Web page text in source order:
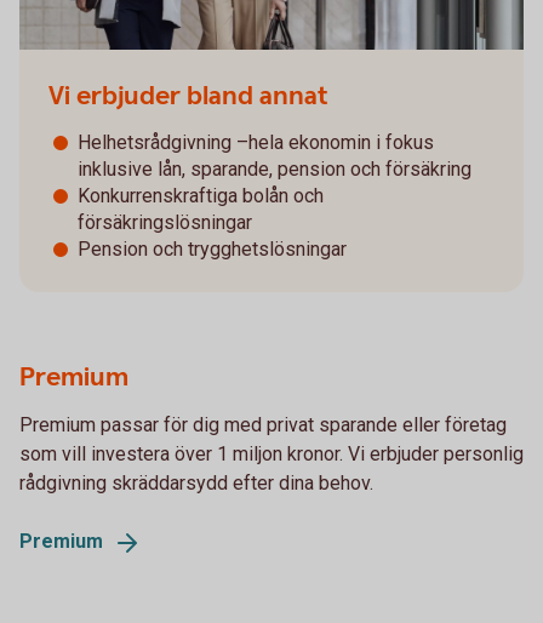
Vi erbjuder bland annat
Helhetsrådgivning –hela ekonomin i fokus
inklusive lån, sparande, pension och försäkring
Konkurrenskraftiga bolån och
försäkringslösningar
Pension och trygghetslösningar
Premium
Premium passar för dig med privat sparande eller företag
som vill investera över 1 miljon kronor. Vi erbjuder personlig
rådgivning skräddarsydd efter dina behov.
Premium